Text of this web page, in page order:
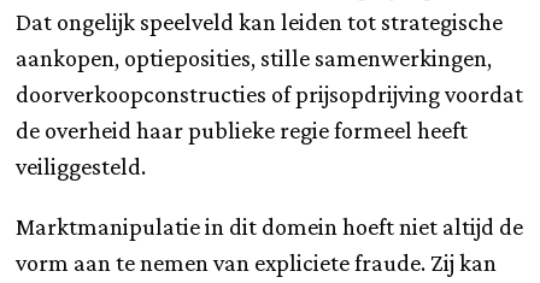
Dat ongelijk speelveld kan leiden tot strategische
aankopen, optieposities, stille samenwerkingen,
doorverkoopconstructies of prijsopdrijving voordat
de overheid haar publieke regie formeel heeft
veiliggesteld.
Marktmanipulatie in dit domein hoeft niet altijd de
vorm aan te nemen van expliciete fraude. Zij kan